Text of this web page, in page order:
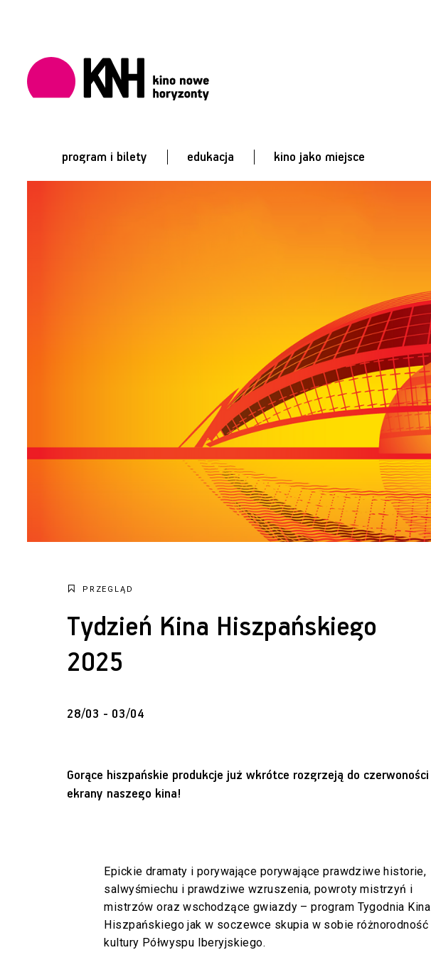
program i bilety edukacja kino jako miejsce
PRZEGLĄD
Tydzień Kina Hiszpańskiego
2025
28/03 - 03/04
Gorące hiszpańskie produkcje już wkrótce rozgrzeją do czerwoności
ekrany naszego kina!
Epickie dramaty i porywające porywające prawdziwe historie,
salwyśmiechu i prawdziwe wzruszenia, powroty mistrzyń i
mistrzów oraz wschodzące gwiazdy – program Tygodnia Kina
Hiszpańskiego jak w soczewce skupia w sobie różnorodność
kultury Półwyspu Iberyjskiego.